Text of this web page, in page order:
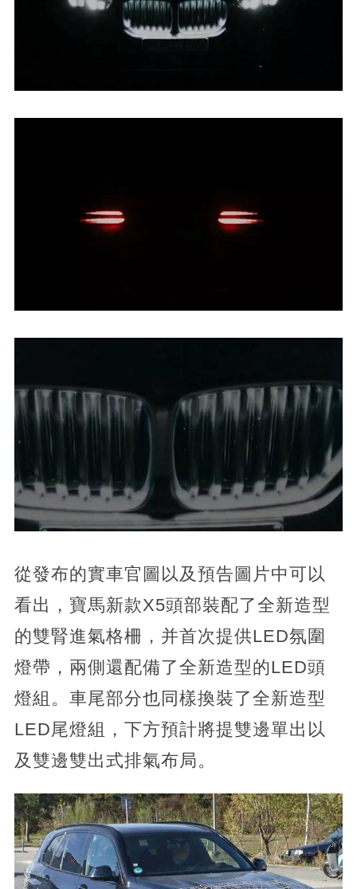
從發布的實車官圖以及預告圖片中可以
看出，寶馬新款X5頭部裝配了全新造型
的雙腎進氣格柵，并首次提供LED氛圍
燈帶，兩側還配備了全新造型的LED頭
燈組。車尾部分也同樣換裝了全新造型
LED尾燈組，下方預計將提雙邊單出以
及雙邊雙出式排氣布局。